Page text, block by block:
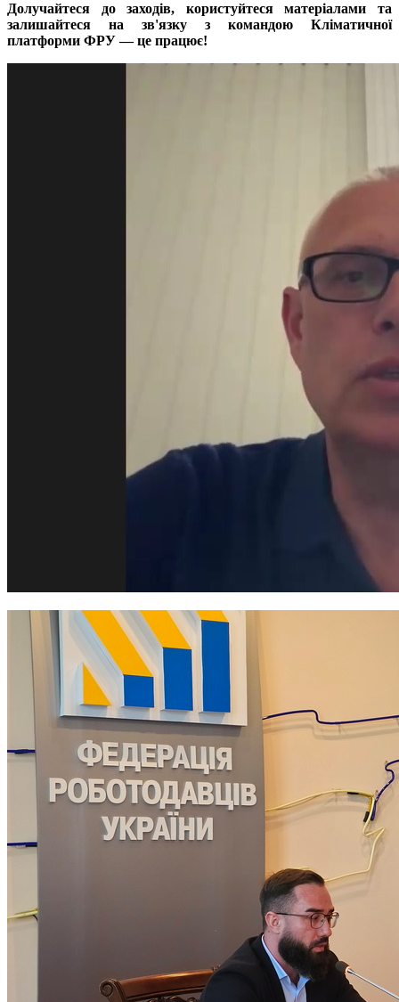
Долучайтеся до заходів, користуйтеся матеріалами та
залишайтеся на зв'язку з командою Кліматичної
платформи ФРУ — це працює!